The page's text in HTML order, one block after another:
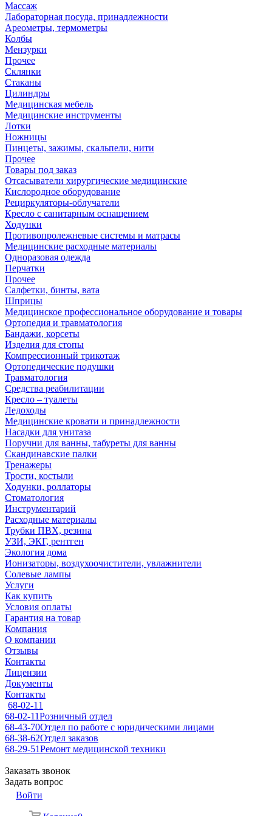
Массаж
Лабораторная посуда, принадлежности
Ареометры, термометры
Колбы
Мензурки
Прочее
Склянки
Стаканы
Цилиндры
Медицинская мебель
Медицинские инструменты
Лотки
Ножницы
Пинцеты, зажимы, скальпели, нити
Прочее
Товары под заказ
Отсасыватели хирургические медицинские
Кислородное оборудование
Рециркуляторы-облучатели
Кресло с санитарным оснащением
Ходунки
Противопролежневые системы и матрасы
Медицинские расходные материалы
Одноразовая одежда
Перчатки
Прочее
Салфетки, бинты, вата
Шприцы
Медицинское профессиональное оборудование и товары
Ортопедия и травматология
Бандажи, корсеты
Изделия для стопы
Компрессионный трикотаж
Ортопедические подушки
Травматология
Средства реабилитации
Кресло – туалеты
Ледоходы
Медицинские кровати и принадлежности
Насадки для унитаза
Поручни для ванны, табуреты для ванны
Скандинавские палки
Тренажеры
Трости, костыли
Ходунки, роллаторы
Стоматология
Инструментарий
Расходные материалы
Трубки ПВХ, резина
УЗИ, ЭКГ, рентген
Экология дома
Ионизаторы, воздухоочистители, увлажнители
Солевые лампы
Услуги
Как купить
Условия оплаты
Гарантия на товар
Компания
О компании
Отзывы
Контакты
Лицензии
Документы
Контакты
68-02-11
68-02-11Розничный отдел
68-43-70Отдел по работе с юридическими лицами
68-38-62Отдел заказов
68-29-51Ремонт медицинской техники
Заказать звонок
Задать вопрос
Войти